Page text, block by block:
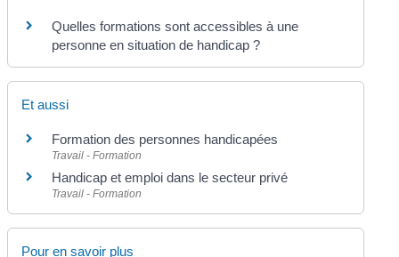
Quelles formations sont accessibles à une
personne en situation de handicap ?
Et aussi
Formation des personnes handicapées
Travail - Formation
Handicap et emploi dans le secteur privé
Travail - Formation
Pour en savoir plus